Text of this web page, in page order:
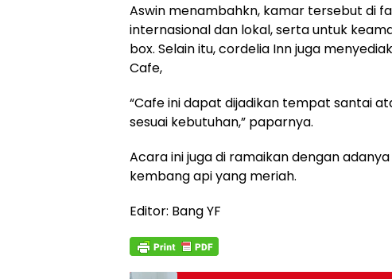
Aswin menambahkn, kamar tersebut di
internasional dan lokal, serta untuk
box. Selain itu, cordelia Inn juga
Cafe,
“Cafe ini dapat dijadikan tempat santai
sesuai kebutuhan,” paparnya.
Acara ini juga di ramaikan dengan
kembang api yang meriah.
Editor: Bang YF